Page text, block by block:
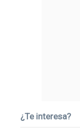
¿Te interesa?